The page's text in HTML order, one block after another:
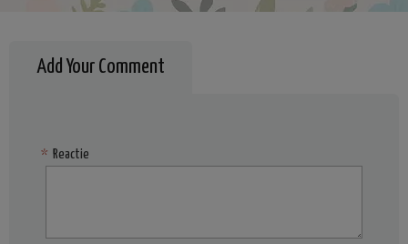
Add Your Comment
Reactie
*